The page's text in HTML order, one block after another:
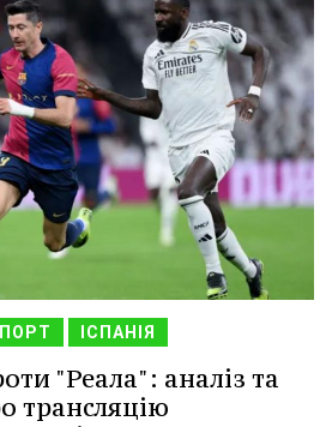
ІСПАНІЯ
"Реала": аналіз та
трансляцію